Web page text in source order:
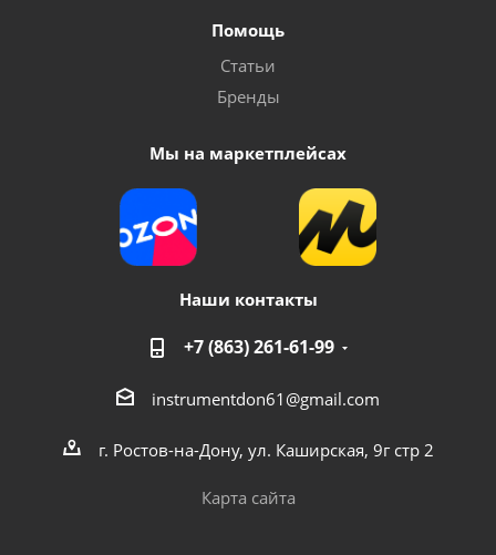
Помощь
Статьи
Бренды
Мы на маркетплейсах
Наши контакты
+7 (863) 261-61-99
instrumentdon61@gmail.com
г. Ростов-на-Дону, ул. Каширская, 9г стр 2
Карта сайта